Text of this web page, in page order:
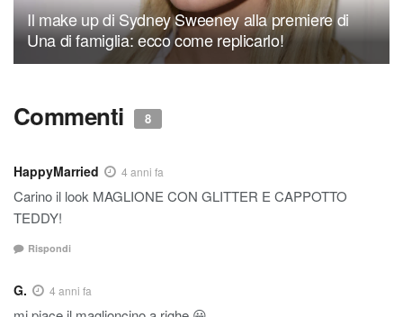
Il make up di Sydney Sweeney alla premiere di
Una di famiglia: ecco come replicarlo!
Commenti 8
HappyMarried 4 anni fa
Carino il look MAGLIONE CON GLITTER E CAPPOTTO
TEDDY!
Rispondi
G. 4 anni fa